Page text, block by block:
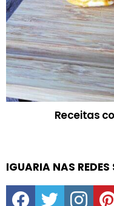
Receitas
IGUARIA NAS
facebooktwitter